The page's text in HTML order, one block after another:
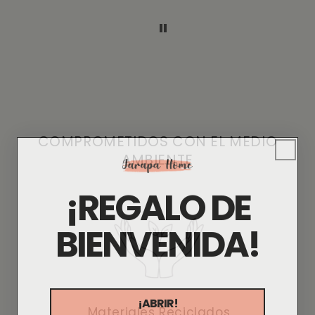
Super recomendables, mis
COMPROMETIDOS CON EL MEDIO
AMBIENTE
¡REGALO DE
BIENVENIDA!
¡ABRIR!